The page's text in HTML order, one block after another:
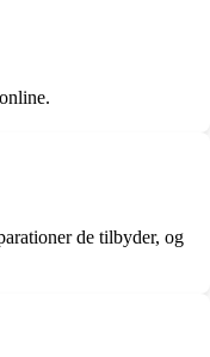
de tilbyder, og